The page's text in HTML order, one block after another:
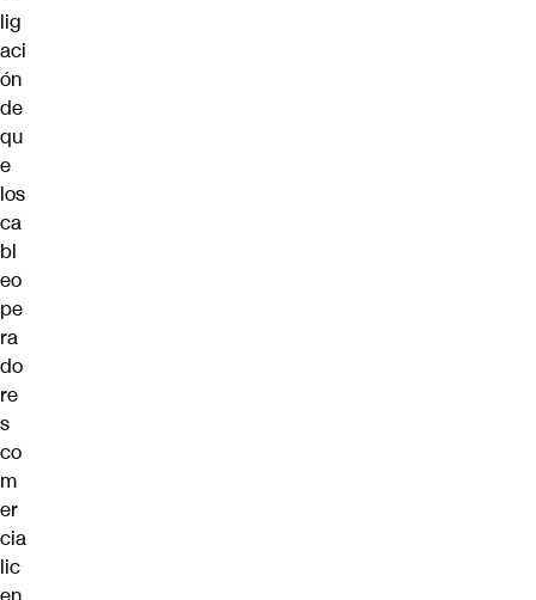
lig
aci
ón
de
qu
e
los
ca
bl
eo
pe
ra
do
re
s
co
m
er
cia
lic